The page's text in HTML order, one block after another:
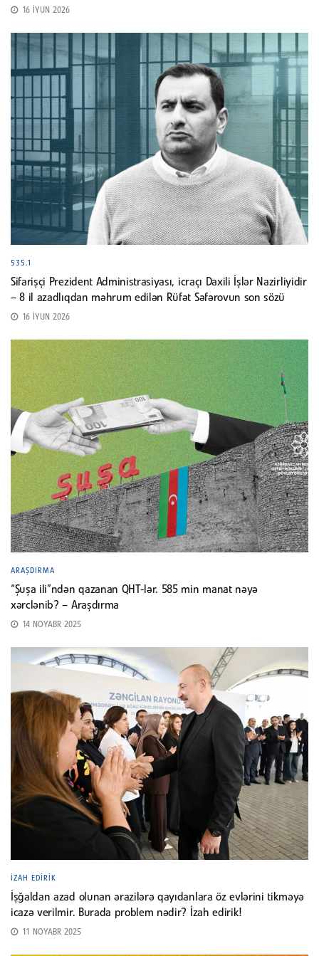
16 İYUN 2026
535.1
Sifarişçi Prezident Administrasiyası, icraçı Daxili İşlər Nazirliyidir
– 8 il azadlıqdan məhrum edilən Rüfət Səfərovun son sözü
16 İYUN 2026
ARAŞDIRMA
“Şuşa ili”ndən qazanan QHT-lər. 585 min manat nəyə
xərclənib? – Araşdırma
14 NOYABR 2025
İZAH EDIRIK
İşğaldan azad olunan ərazilərə qayıdanlara öz evlərini tikməyə
icazə verilmir. Burada problem nədir? İzah edirik!
11 NOYABR 2025